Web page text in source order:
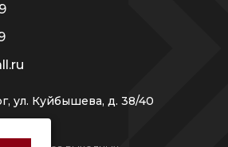
ул. Куйбышева, д. 38/40